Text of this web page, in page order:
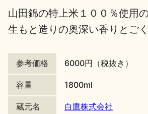
地酒川柳
山田錦の特上米１００％使用
生もと造りの奥深い香りとごく
参考価格 6000円（税抜き）
容量 1800ml
蔵元名 白鷹株式会社